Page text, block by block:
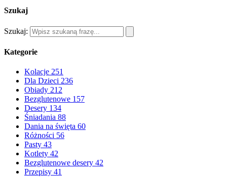
Szukaj
Szukaj:
Kategorie
Kolacje 251
Dla Dzieci 236
Obiady 212
Bezglutenowe 157
Desery 134
Śniadania 88
Dania na święta 60
Różności 56
Pasty 43
Kotlety 42
Bezglutenowe desery 42
Przepisy 41